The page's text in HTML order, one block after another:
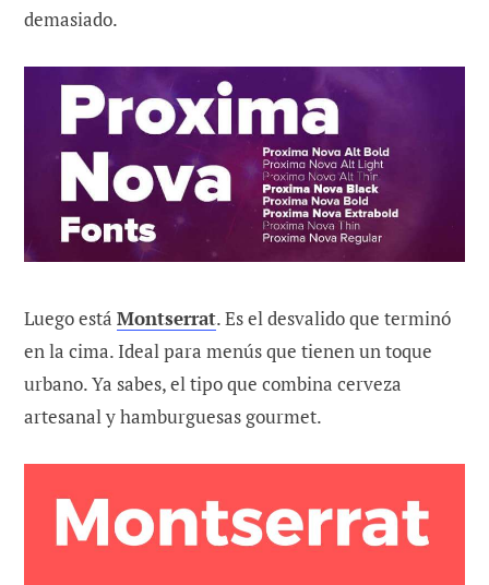
demasiado.
Luego está Montserrat. Es el desvalido que terminó
en la cima. Ideal para menús que tienen un toque
urbano. Ya sabes, el tipo que combina cerveza
artesanal y hamburguesas gourmet.